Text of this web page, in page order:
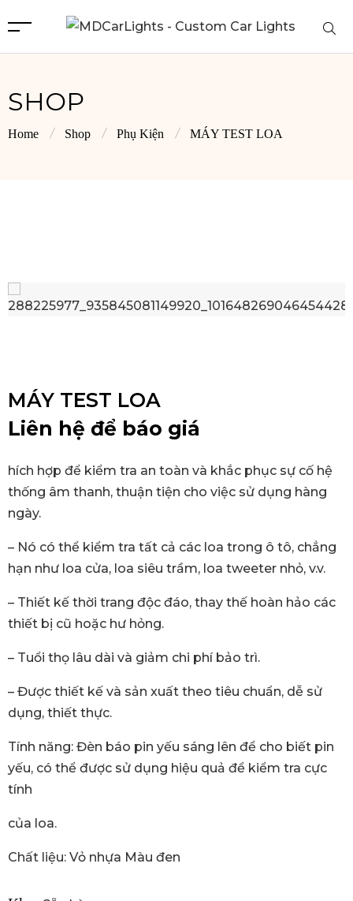
SHOP
Home Shop Phụ Kiện MÁY TEST LOA
MÁY TEST LOA
Liên hệ để báo giá
hích hợp để kiểm tra an toàn và khắc phục sự cố hệ
thống âm thanh, thuận tiện cho việc sử dụng hàng
ngày.
– Nó có thể kiểm tra tất cả các loa trong ô tô, chẳng
hạn như loa cửa, loa siêu trầm, loa tweeter nhỏ, v.v.
– Thiết kế thời trang độc đáo, thay thế hoàn hảo các
thiết bị cũ hoặc hư hỏng.
– Tuổi thọ lâu dài và giảm chi phí bảo trì.
– Được thiết kế và sản xuất theo tiêu chuẩn, dễ sử
dụng, thiết thực.
Tính năng: Đèn báo pin yếu sáng lên để cho biết pin
yếu, có thể được sử dụng hiệu quả để kiểm tra cực
tính
của loa.
Chất liệu: Vỏ nhựa Màu đen